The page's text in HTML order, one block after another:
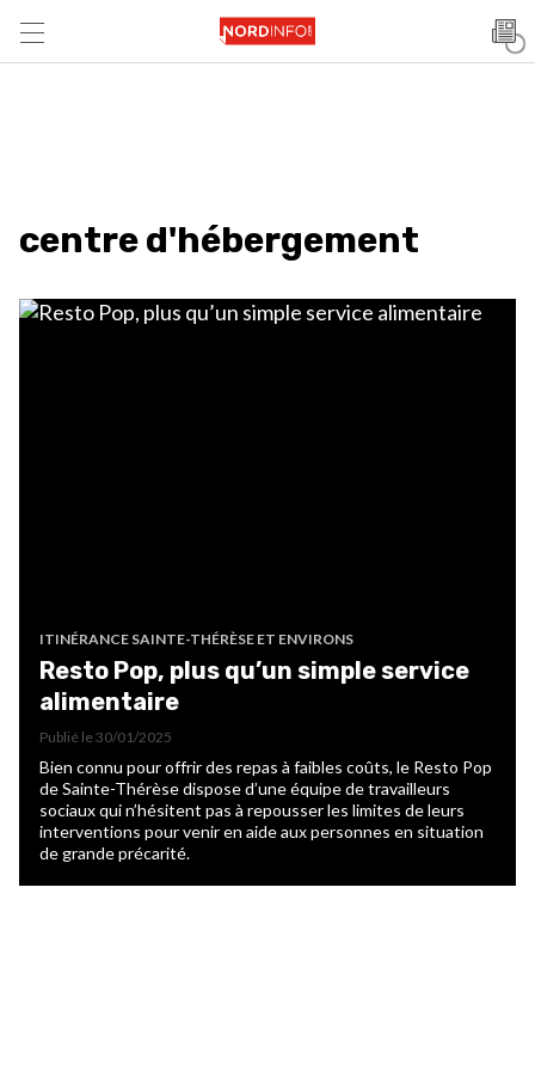
centre d'hébergement
ITINÉRANCE SAINTE-THÉRÈSE ET ENVIRONS
Resto Pop, plus qu’un simple service
alimentaire
Publié le30/01/2025
Bien connu pour offrir des repas à faibles coûts, le Resto Pop
de Sainte-Thérèse dispose d’une équipe de travailleurs
sociaux qui n’hésitent pas à repousser les limites de leurs
interventions pour venir en aide aux personnes en situation
de grande précarité.